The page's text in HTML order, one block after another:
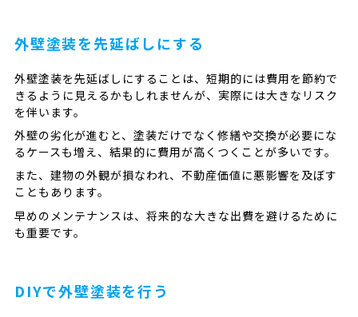
外壁塗装を先延ばしにする
外壁塗装を先延ばしにすることは、短期的には費用を節約で
きるように見えるかもしれませんが、実際には大きなリスク
を伴います。
外壁の劣化が進むと、塗装だけでなく修繕や交換が必要にな
るケースも増え、結果的に費用が高くつくことが多いです。
また、建物の外観が損なわれ、不動産価値に悪影響を及ぼす
こともあります。
早めのメンテナンスは、将来的な大きな出費を避けるために
も重要です。
DIYで外壁塗装を行う